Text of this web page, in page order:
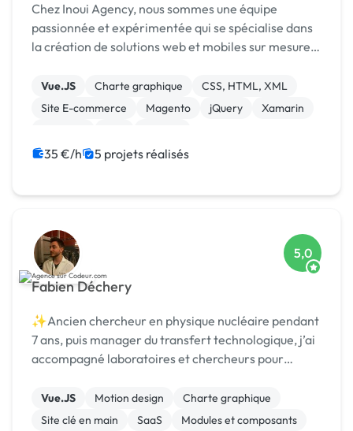
Chez Inoui Agency, nous sommes une équipe
passionnée et expérimentée qui se spécialise dans
la création de solutions web et mobiles sur mesure.
de développement d'applications pour divers
secteurs te...
Vue.JS Charte graphique
CSS, HTML, XML
Site E-commerce
Magento jQuery
Xamarin
35 €/h 5 projets réalisés
Fabien Déchery
5,0
✨Ancien chercheur en physique nucléaire pendant
7 ans, puis manager du transfert technologique, j’ai
accompagné laboratoires et chercheurs pour
puis st
Vue.JS Motion design
Charte graphique
Site clé en main
SaaS Modules et composants